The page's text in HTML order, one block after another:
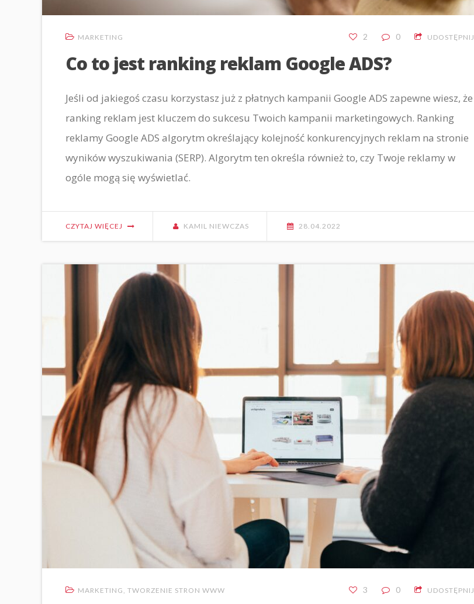
MARKETING 2 0 UDOSTĘPNIJ
Co to jest ranking reklam Google ADS?
Jeśli od jakiegoś czasu korzystasz już z płatnych kampanii Google ADS zapewne wiesz, że
ranking reklam jest kluczem do sukcesu Twoich kampanii marketingowych. Ranking
reklamy Google ADS algorytm określający kolejność konkurencyjnych reklam na stronie
wyników wyszukiwania (SERP). Algorytm ten określa również to, czy Twoje reklamy w
ogóle mogą się wyświetlać.
CZYTAJ WIĘCEJ KAMIL NIEWCZAS 28.04.2022
MARKETING , TWORZENIE STRON WWW 3 0 UDOSTĘPNIJ